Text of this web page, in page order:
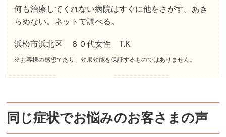
何も治療してくれない病院はすぐに他をさがす。あき
らめない。ネットで調べる。
浜松市浜北区 ６０代女性 T.K
※お客様の感想であり、効果効能を保証するものではありません。
同じ症状でお悩みのお客さまの声